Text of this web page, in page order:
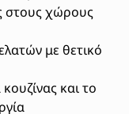
στους χώρους
με θετικό
και το